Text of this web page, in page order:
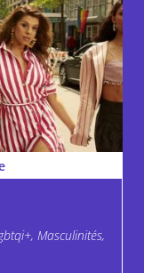
Masculinités,